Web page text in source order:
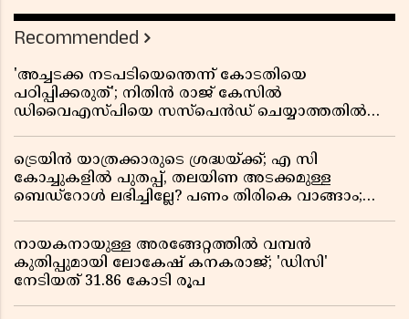
Recommended
'അച്ചടക്ക നടപടിയെന്തെന്ന് കോടതിയെ
പഠിപ്പിക്കരുത്'; നിതിൻ രാജ് കേസിൽ
ഡിവൈഎസ്പിയെ സസ്പെൻഡ് ചെയ്യാത്തതിൽ
ട്രെയിൻ യാത്രക്കാരുടെ ശ്രദ്ധയ്ക്ക്; എ സി
കോച്ചുകളിൽ പുതപ്പ്, തലയിണ അടക്കമുള്ള
ബെഡ്റോൾ ലഭിച്ചില്ലേ? പണം തിരികെ വാങ്ങാം;
നായകനായുള്ള അരങ്ങേറ്റത്തിൽ വമ്പൻ
കുതിപ്പുമായി ലോകേഷ് കനകരാജ്; 'ഡിസി'
നേടിയത് 31.86 കോടി രൂപ